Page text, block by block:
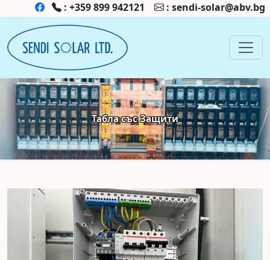
: +359 899 942121 : sendi-solar@abv.bg
Табла със Защити